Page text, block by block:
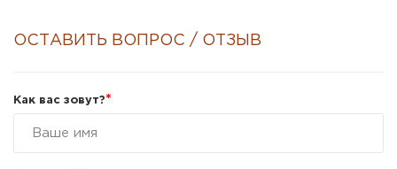
ОСТАВИТЬ ВОПРОС / ОТЗЫВ
Как вас зовут?*